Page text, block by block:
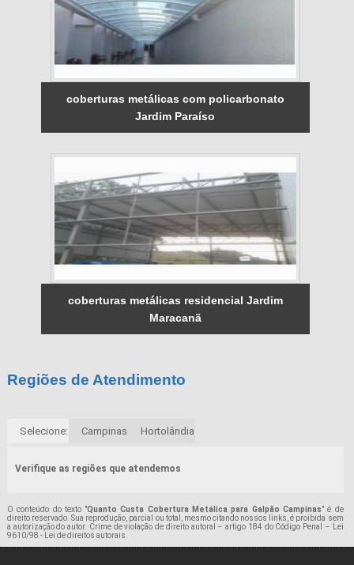
coberturas metálicas com policarbonato
Jardim Paraíso
coberturas metálicas residencial Jardim
Maracanã
Regiões de Atendimento
Selecione: Campinas Hortolândia
Verifique as regiões que atendemos
O conteúdo do texto "Quanto Custa Cobertura Metálica para Galpão Campinas" é de
direito reservado. Sua reprodução, parcial ou total, mesmo citando nossos links, é proibida sem
a autorização do autor. Crime de violação de direito autoral – artigo 184 do Código Penal –
Lei
9610/98 - Lei de direitos autorais